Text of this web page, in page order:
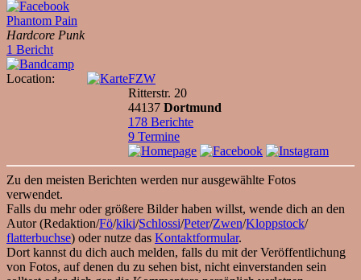
Phantom Pain
Hardcore Punk
1 Bericht
Location:
FZW
Ritterstr. 20
44137 Dortmund
178 Berichte
9 Termine
Zu den meisten Berichten werden nur ausgewählte Fotos
verwendet.
Falls du mehr oder größere Bilder haben willst, wende dich an den
Autor (Redaktion/Fö/kiki/Schlossi/Peter/Zwen/Kloppstock/
flatterbuchse) oder nutze das Kontaktformular.
Dort kannst du dich auch melden, falls du mit der Veröffentlichung
von Fotos, auf denen du zu sehen bist, nicht einverstanden sein